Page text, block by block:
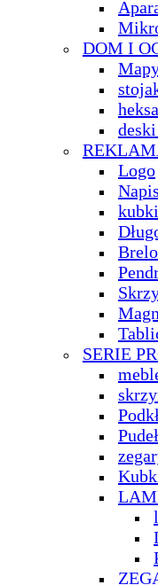
DOM I
Logo
kubki
SERIE